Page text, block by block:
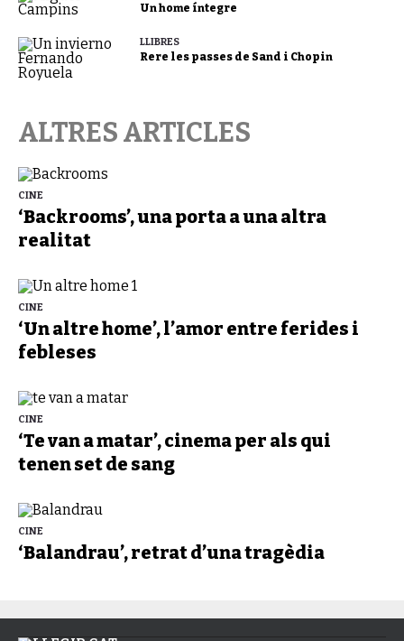
Un home íntegre
LLIBRES
Rere les passes de Sand i Chopin
ALTRES ARTICLES
CINE
‘Backrooms’, una porta a una altra
realitat
CINE
‘Un altre home’, l’amor entre ferides i
febleses
CINE
‘Te van a matar’, cinema per als qui
tenen set de sang
CINE
‘Balandrau’, retrat d’una tragèdia